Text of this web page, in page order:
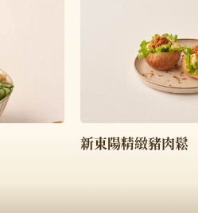
新東陽精緻豬肉鬆